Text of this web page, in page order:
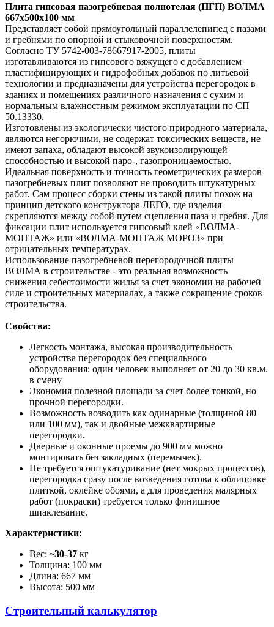
Плита гипсовая пазогребневая полнотелая (ПГП) ВОЛМА
667х500х100 мм
Представляет собой прямоугольный параллелепипед с пазами
и гребнями по опорной и стыковочной поверхностям.
Согласно ТУ 5742-003-78667917-2005, плиты
изготавливаются из гипсового вяжущего с добавлением
пластифицирующих и гидрофобных добавок по литьевой
технологии и предназначены для устройства перегородок в
зданиях и помещениях различного назначения с сухим и
нормальным влажностным режимом эксплуатации по СП
50.13330.
Изготовлены из экологически чистого природного материала,
являются негорючими, не содержат токсических веществ, не
имеют запаха, обладают высокой звукоизолирующей
способностью и высокой паро-, газопроницаемостью.
Идеальная поверхность и точность геометрических размеров
пазогребневых плит позволяют не проводить штукатурных
работ. Сам процесс сборки стены из такой плиты похож на
принцип детского конструктора ЛЕГО, где изделия
скрепляются между собой путем сцепления паза и гребня. Для
фиксации плит используется гипсовый клей «ВОЛМА-
МОНТАЖ» или «ВОЛМА-МОНТАЖ МОРОЗ» при
отрицательных температурах.
Использование пазогребневой перегородочной плиты
ВОЛМА в строительстве - это реальная возможность
снижения себестоимости жилья за счет экономии на рабочей
силе и строительных материалах, а также сокращение сроков
строительства.
Свойства:
Легкость монтажа, высокая производительность
устройства перегородок без специального
оборудования: один человек выполняет от 20 до 30 кв.м.
в смену
Экономия полезной площади за счет более тонкой, но
прочной перегородки.
Возможность возводить как одинарные (толщиной 80
или 100 мм), так и двойные межквартирные
перегородки.
Дверные и оконные проемы до 900 мм можно
монтировать без закладных (перемычек).
Не требуется оштукатуривание (нет мокрых процессов),
перегородка сразу после возведения готова к облицовке
плиткой, оклейке обоями, а для проведения малярных
работ (покраски) требуется только финишное
шпаклевание.
Характеристики:
Вес: ~30-37 кг
Толщина: 100 мм
Длина: 667 мм
Высота: 500 мм
Строительный калькулятор